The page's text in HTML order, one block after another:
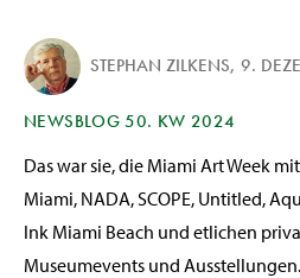
STEPHAN ZILKENS, 9.
NEWSBLOG 50. KW 2024
Das war sie, die Miami Art Week
Miami, NADA, SCOPE, Untitled,
Ink Miami Beach und etlichen
Museumevents und